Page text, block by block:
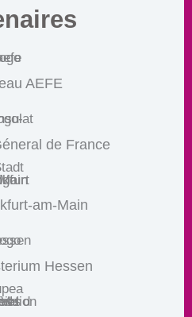
AEFE
de France
am-Main
Hessen